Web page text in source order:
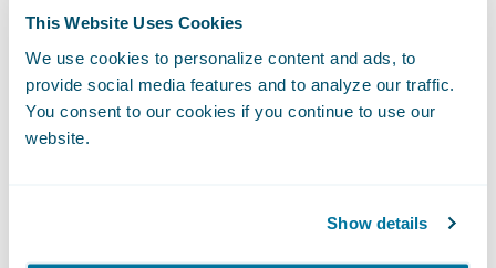
This Website Uses Cookies
We use cookies to personalize content and ads, to
provide social media features and to analyze our traffic.
You consent to our cookies if you continue to use our
website.
Show details
gerenciamento de seus sinistros
mundialmente na plataforma do
ClaimCenter e proporcionem benefícios
tangíveis."
significativo no processamento e na